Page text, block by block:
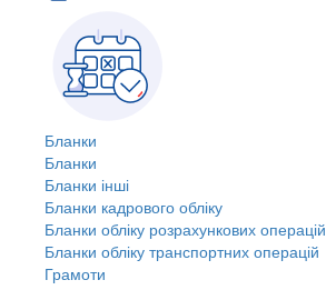
Бланки
Бланки
Бланки інші
Бланки кадрового обліку
Бланки обліку розрахункових операцій
Бланки обліку транспортних операцій
Грамоти